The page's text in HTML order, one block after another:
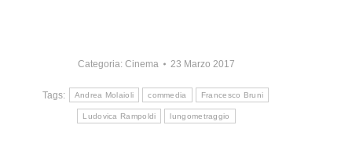
Categoria: Cinema 23 Marzo 2017
Tags: Andrea Molaioli commedia Francesco Bruni
Ludovica Rampoldi lungometraggio